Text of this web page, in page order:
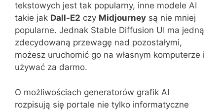
tekstowych jest tak popularny, inne modele AI
takie jak Dall-E2 czy Midjourney są nie mniej
popularne. Jednak Stable Diffusion UI ma jedną
zdecydowaną przewagę nad pozostałymi,
możesz uruchomić go na własnym komputerze i
używać za darmo.
O możliwościach generatorów grafik AI
rozpisują się portale nie tylko informatyczne